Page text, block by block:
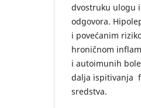
dvostruku ulogu
odgovora.
i povećanim
hroničnom
i autoimunih
dalja ispitivanja
sredstva.